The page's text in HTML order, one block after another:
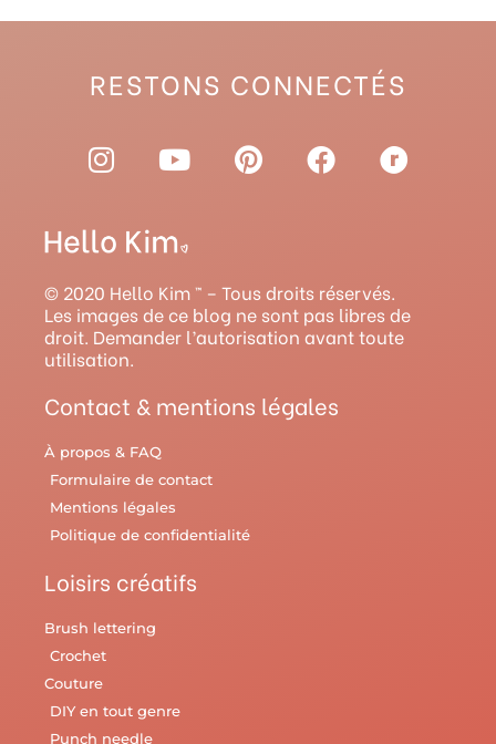
RESTONS CONNECTÉS
I
n
t
a
g
r
a
m
Y
o
t
u
b
e
P
i
r
e
s
F
a
o
o
k
R
a
y
© 2020 Hello Kim ™ – Tous droits réservés.
Les images de ce blog ne sont pas libres de
droit. Demander l’autorisation avant toute
utilisation.
Contact & mentions légales
À propos & FAQ
Formulaire de contact
Mentions légales
Politique de confidentialité
Loisirs créatifs
Brush lettering
Crochet
Couture
DIY en tout genre
Punch needle